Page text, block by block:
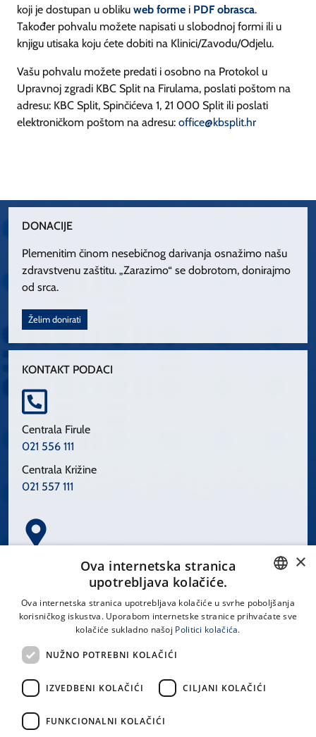
koji je dostupan u obliku web forme i PDF obrasca.
Također pohvalu možete napisati u slobodnoj formi ili u
knjigu utisaka koju ćete dobiti na Klinici/Zavodu/Odjelu.
Vašu pohvalu možete predati i osobno na Protokol u
Upravnoj zgradi KBC Split na Firulama, poslati poštom na
adresu: KBC Split, Spinčićeva 1, 21 000 Split ili poslati
elektroničkom poštom na adresu: office@kbsplit.hr
DONACIJE
Plemenitim činom nesebičnog darivanja osnažimo našu
zdravstvenu zaštitu. „Zarazimo“ se dobrotom, donirajmo
od srca.
Želim donirati
KONTAKT PODACI
Centrala Firule
021 556 111
Centrala Križine
021 557 111
Spinčićeva 1, 21000 Split
LINKOVI
Uvjeti korištenja
CROATIAN
×
Ova internetska stranica
upotrebljava kolačiće.
Ova internetska stranica upotrebljava kolačiće u svrhe poboljšanja
korisničkog iskustva. Uporabom internetske stranice prihvaćate sve
kolačiće sukladno našoj Politici kolačića.
NUŽNO POTREBNI KOLAČIĆI
IZVEDBENI KOLAČIĆI CILJANI KOLAČIĆI
FUNKCIONALNI KOLAČIĆI